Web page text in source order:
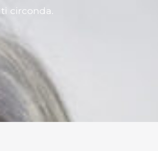
circonda.